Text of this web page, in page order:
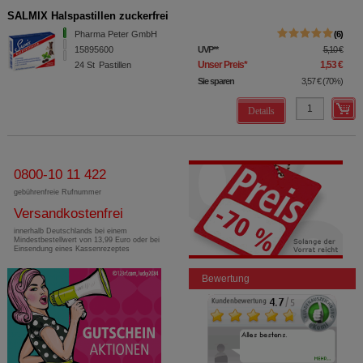
SALMIX Halspastillen zuckerfrei
Pharma Peter GmbH
15895600
24 St Pastillen
6
UVP** 5,10 €
Unser Preis* 1,53 €
Sie sparen 3,57 € (70%)
Details
0800-10 11 422
gebührenfreie Rufnummer
Versandkostenfrei
innerhalb Deutschlands bei einem
Mindestbestellwert von 13,99 Euro oder bei
Einsendung eines Kassenrezeptes
Bewertung